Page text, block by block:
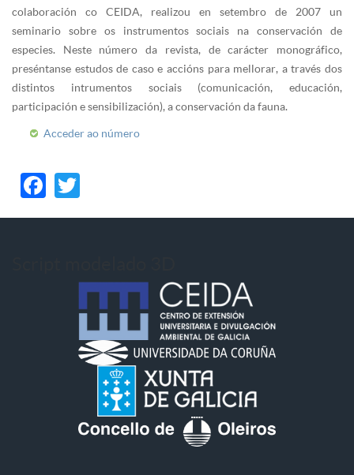
colaboración co CEIDA, realizou en setembro de 2007 un
seminario sobre os instrumentos sociais na conservación de
especies. Neste número da revista, de carácter monográfico,
preséntanse estudos de caso e accións para mellorar, a través dos
distintos intrumentos sociais (comunicación, educación,
participación e sensibilización), a conservación da fauna.
Acceder ao número
Facebook